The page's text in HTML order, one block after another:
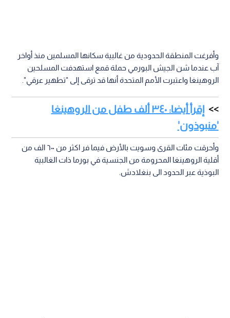
وأفرغت المنطقة الحدودية من غالبية سكانها المسلمين منذ أواخر
آب عندما شن الجيش البورمي حملة قمع استهدفت المسلحين
الروهينغا واعتبرت الأمم المتحدة أنها قد ترقى إلى "تطهير عرقي".
إقرأ أيضا: ٣٤٠ ألف طفل من الروهينغا
'منبوذون'
وأحرقت مئات القرى وسويت بالأرض فيما فر اكثر من ٦٠٠ الف من
أقلية الروهينغا المحرومة من الجنسية في بورما ذات الغالبية
البوذية عبر الحدود الى بنغلادش.